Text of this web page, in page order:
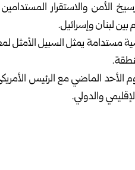
الأمن والاستقرار
بين لبنان وإسرائيل.
مستدامة يمثل السبيل الأمثل
الأحد الماضي مع الرئيس
والدولي.